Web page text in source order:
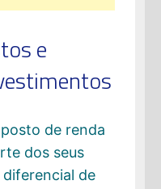
e
de renda
dos seus
de